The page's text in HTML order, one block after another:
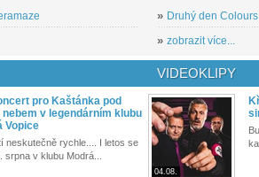
» Druhý den
» zobrazit více...
pro Kaštánka pod
v legendárním klubu
Vopice
neskutečně rychle.... I letos se
srpna v klubu Modrá...
VIDEOKLIPY
04.08.